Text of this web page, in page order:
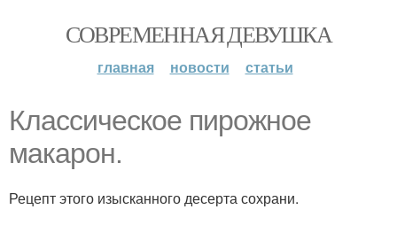
СОВРЕМЕННАЯ ДЕВУШКА
главная новости статьи
Классическое пирожное
макарон.
Рецепт этого изысканного десерта сохрани.